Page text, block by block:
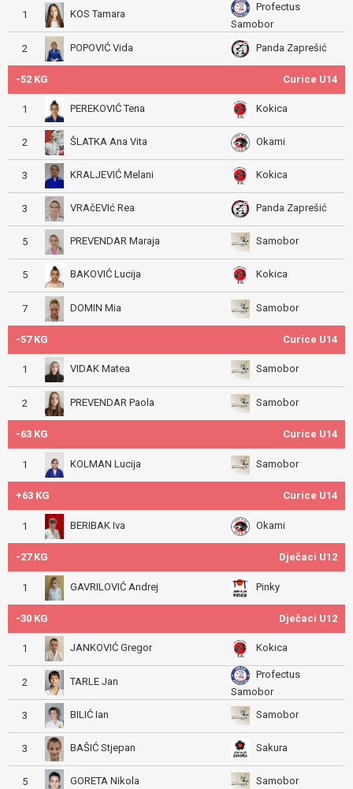
1 KOS Tamara
Profectus
Samobor
2 POPOVIĆ Vida Panda Zaprešić
-52 KG Curice U14
1 PEREKOVIĆ Tena Kokica
2 ŠLATKA Ana Vita Okami
3 KRALJEVIĆ Melani Kokica
3 VRAčEVIć Rea Panda Zaprešić
5 PREVENDAR Maraja Samobor
5 BAKOVIĆ Lucija Kokica
7 DOMIN Mia Samobor
-57 KG Curice U14
1 VIDAK Matea Samobor
2 PREVENDAR Paola Samobor
-63 KG Curice U14
1 KOLMAN Lucija Samobor
+63 KG Curice U14
1 BERIBAK Iva Okami
-27 KG Dječaci U12
1 GAVRILOVIĆ Andrej Pinky
-30 KG Dječaci U12
1 JANKOVIĆ Gregor Kokica
2 TARLE Jan
Profectus
Samobor
3
BILIĆ Ian Samobor
3 BAŠIĆ Stjepan Sakura
5 GORETA Nikola Samobor